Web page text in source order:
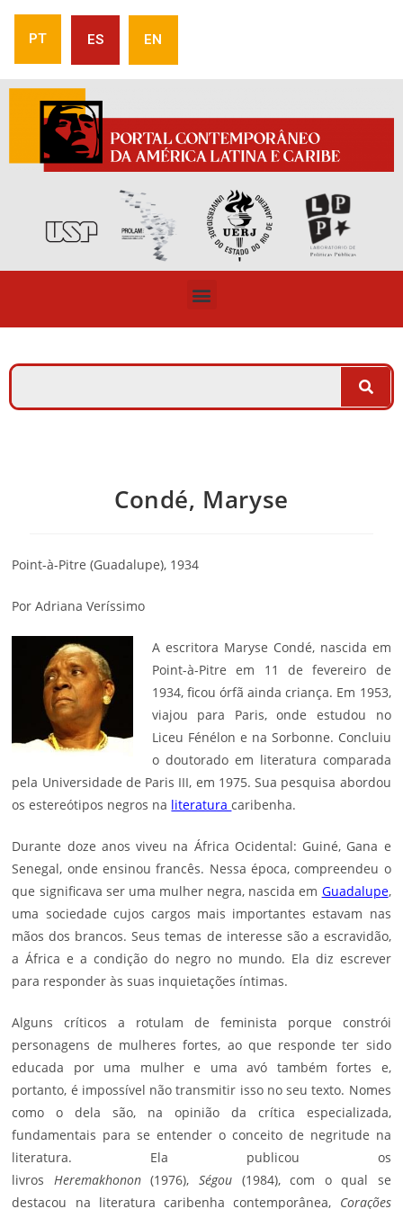
PT ES EN
Condé, Maryse
Point-à-Pitre (Guadalupe), 1934
Por Adriana Veríssimo
A escritora Maryse Condé, nascida em
Point-à-Pitre em 11 de fevereiro de
1934, ficou órfã ainda criança. Em 1953,
viajou para Paris, onde estudou no
Liceu Fénélon e na Sorbonne. Concluiu
o doutorado em literatura comparada
pela Universidade de Paris III, em 1975. Sua pesquisa abordou
os estereótipos negros na literaturacaribenha.
Durante doze anos viveu na África Ocidental: Guiné, Gana e
Senegal, onde ensinou francês. Nessa época, compreendeu o
que significava ser uma mulher negra, nascida em Guadalupe,
uma sociedade cujos cargos mais importantes estavam nas
mãos dos brancos. Seus temas de interesse são a escravidão,
a África e a condição do negro no mundo. Ela diz escrever
para responder às suas inquietações íntimas.
Alguns críticos a rotulam de feminista porque constrói
personagens de mulheres fortes, ao que responde ter sido
educada por uma mulher e uma avó também fortes e,
portanto, é impossível não transmitir isso no seu texto. Nomes
como o dela são, na opinião da crítica especializada,
fundamentais para se entender o conceito de negritude na
literatura. Ela publicou os
livros Heremakhonon(1976), Ségou (1984), com o qual se
destacou na literatura caribenha contemporânea, Corações